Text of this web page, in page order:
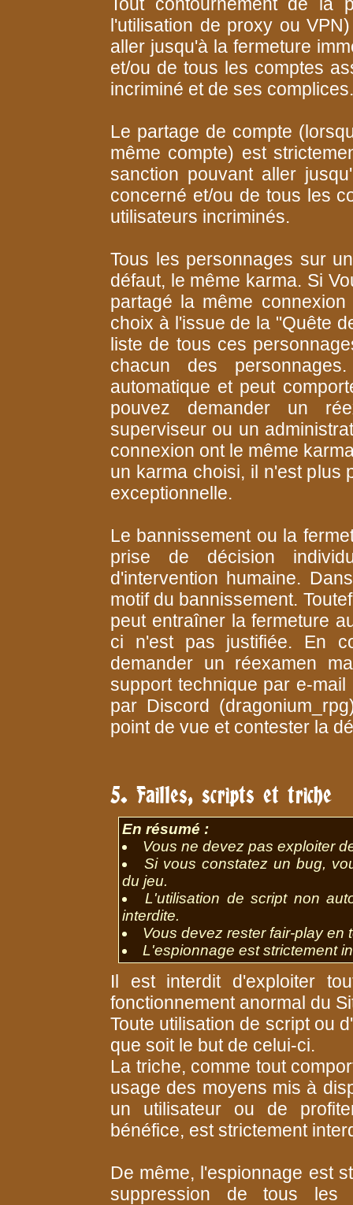
l'utilisation de proxy ou
aller jusqu'à la fermeture
et/ou de tous les comptes
incriminé et de ses complices.
Le partage de compte
même compte) est
sanction pouvant aller
concerné et/ou de tous les
utilisateurs incriminés.
Tous les personnages sur
défaut, le même karma. Si
partagé la même
choix à l'issue de la "Quête
liste de tous ces
chacun des
automatique et peut
pouvez demander un
superviseur ou un
connexion ont le même
un karma choisi, il n'est plus
exceptionnelle.
Le bannissement ou la
prise de décision
d'intervention humaine.
motif du bannissement.
peut entraîner la fermeture
ci n'est pas justifiée. En
demander un réexamen
support technique par e-
par Discord
point de vue et contester la
5. Failles, scripts et triche
En résumé :
Vous ne devez pas exploiter
Si vous constatez un bug,
du jeu.
L'utilisation de script non
interdite.
Vous devez rester fair-play en
L'espionnage est strictement
Il est interdit d'exploiter
fonctionnement anormal du
Toute utilisation de script ou
que soit le but de celui-ci.
La triche, comme tout
usage des moyens mis à
un utilisateur ou de
bénéfice, est strictement
De même, l'espionnage est
suppression de tous les